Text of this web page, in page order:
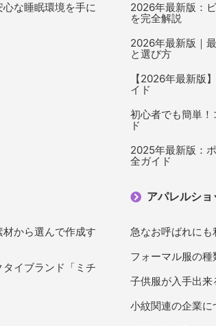
な睡眠環境を手に
2026年最新版：
を完全解説
2026年最新版｜
と選び方
【2026年最新版
イド
初心者でも簡単
ド
2025年最新版：
全ガイド
から選んで作成す
イブランド「ミチ
アパレルショ
急なお呼ばれに
フォーマル服の
子供服が入手出来
小紋関連の企業